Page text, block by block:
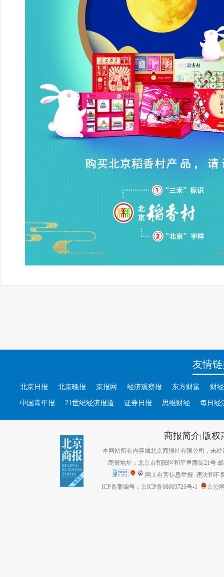
友情
北京日报 北京晚报 京报网 经济观察报 东方财富 财
中国青年报 21世纪经济报道 证券日报 思维财经 每日经
商报简介| 版权
本网站所有内容属北京商报社有限公司，未经
商报地址：北京市朝阳区和平里西街21号
网上有害信息举报 违法和不
ICP备案编号：京ICP备08003726号-1
京公